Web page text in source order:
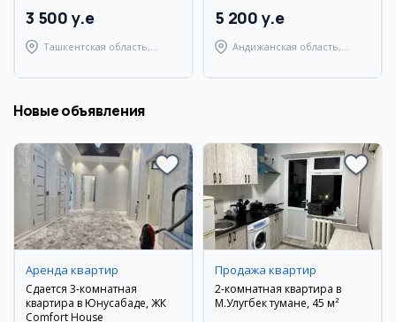
3 500 y.e
Ташкентская область,
5 200 y.e
Андижанская область,
Новые объявления
Аренда квартир
Сдается 3-комнатная
квартира в Юнусабаде, ЖК
Comfort House
Продажа квартир
2-комнатная квартира в
М.Улугбек тумане, 45 м²